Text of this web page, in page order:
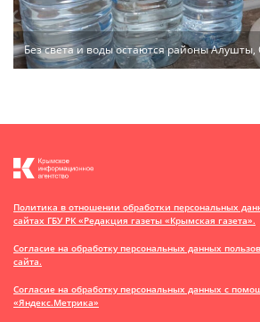
Без света и воды остаются районы Алушты,
Политика в отношении обработки персональных
сайтах ГБУ РК «Редакция газеты «Крымская газета».
Согласие на обработку персональных данных
сайта.
Согласие на обработку персональных данных с
«Яндекс.Метрика»